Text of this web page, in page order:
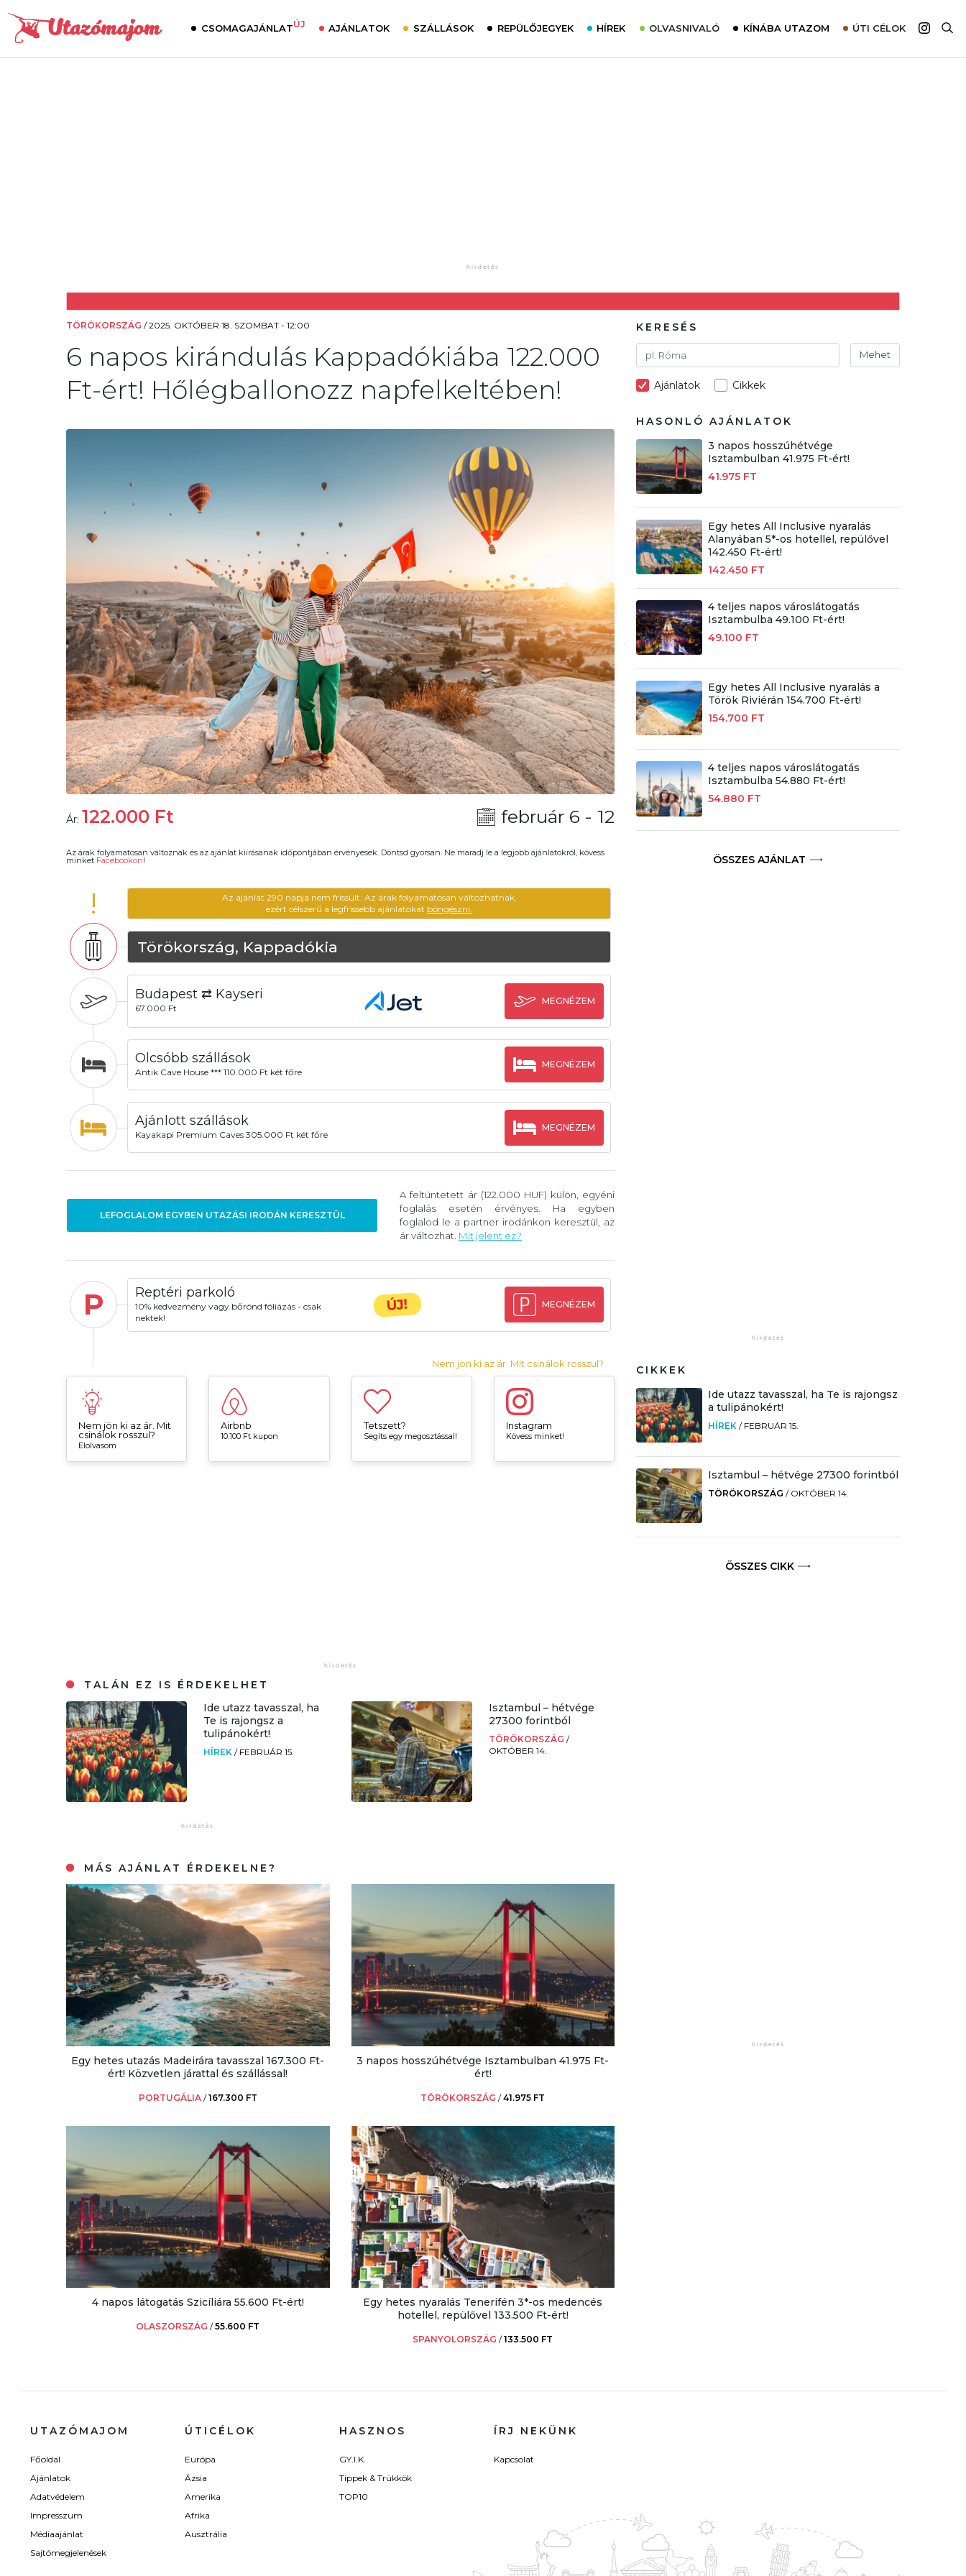
CSOMAGAJÁNLATÚJ AJÁNLATOK SZÁLLÁSOK REPÜLŐJEGYEK HÍREK OLVASNIVALÓ KÍNÁBA UTAZOM ÚTI CÉLOK
TÖRÖKORSZÁG /2025. OKTÓBER 18. SZOMBAT - 12:00
6 napos kirándulás Kappadókiába 122.000
Ft-ért! Hőlégballonozz napfelkeltében!
Ár: 122.000 Ft február 6 - 12
Az árak folyamatosan változnak és az ajánlat kiírásanak időpontjában érvényesek. Döntsd gyorsan. Ne maradj le a legjobb ajánlatokról, kövess
minket Facebookon!
!
Az ajánlat 290 napja nem frissült. Az árak folyamatosan változhatnak,
ezért célszerű a legfrissebb ajánlatokat böngészni.
Törökország, Kappadókia
Budapest ⇄ Kayseri
67.000 Ft
MEGNÉZEM
Olcsóbb szállások
Antik Cave House *** 110.000 Ft két főre
MEGNÉZEM
Ajánlott szállások
Kayakapi Premium Caves 305.000 Ft két főre
MEGNÉZEM
LEFOGLALOM EGYBEN UTAZÁSI IRODÁN KERESZTÜL
A feltüntetett ár (122.000 HUF) külön, egyéni
foglalás esetén érvényes. Ha egyben
foglalod le a partner irodánkon keresztül, az
ár változhat. Mit jelent ez?
P Reptéri parkoló
10% kedvezmény vagy bőrönd fóliázás - csak
nektek!
ÚJ! MEGNÉZEM
Nem jön ki az ár. Mit csinálok rosszul?
Nem jön ki az ár. Mit
csinálok rosszul?
Elolvasom
Airbnb
10.100 Ft kupon
Tetszett?
Segíts egy megosztással!
Instagram
Kövess minket!
TALÁN EZ IS ÉRDEKELHET
Ide utazz tavasszal, ha
Te is rajongsz a
tulipánokért!
HÍREK/ FEBRUÁR 15.
Isztambul – hétvége
27300 forintból
TÖRÖKORSZÁG /
OKTÓBER 14.
MÁS AJÁNLAT ÉRDEKELNE?
Egy hetes utazás Madeirára tavasszal 167.300 Ft-
ért! Közvetlen járattal és szállással!
PORTUGÁLIA /167.300 FT
3 napos hosszúhétvége Isztambulban 41.975 Ft-
ért!
TÖRÖKORSZÁG /41.975 FT
4 napos látogatás Szicíliára 55.600 Ft-ért!
OLASZORSZÁG /55.600 FT
Egy hetes nyaralás Tenerifén 3*-os medencés
hotellel, repülővel 133.500 Ft-ért!
SPANYOLORSZÁG /133.500 FT
KERESÉS
Mehet
Ajánlatok Cikkek
HASONLÓ AJÁNLATOK
3 napos hosszúhétvége
Isztambulban 41.975 Ft-ért!
41.975 FT
Egy hetes All Inclusive nyaralás
Alanyában 5*-os hotellel, repülővel
142.450 Ft-ért!
142.450 FT
4 teljes napos városlátogatás
Isztambulba 49.100 Ft-ért!
49.100 FT
Egy hetes All Inclusive nyaralás a
Török Riviérán 154.700 Ft-ért!
154.700 FT
4 teljes napos városlátogatás
Isztambulba 54.880 Ft-ért!
54.880 FT
ÖSSZES AJÁNLAT
CIKKEK
Ide utazz tavasszal, ha Te is rajongsz
a tulipánokért!
HÍREK / FEBRUÁR 15.
Isztambul – hétvége 27300 forintból
TÖRÖKORSZÁG / OKTÓBER 14.
ÖSSZES CIKK
UTAZÓMAJOM
Főoldal
Ajánlatok
Adatvédelem
Impresszum
Médiaajánlat
Sajtómegjelenések
ÚTICÉLOK
Európa
Ázsia
Amerika
Afrika
Ausztrália
HASZNOS
GY.I.K.
Tippek & Trükkök
TOP10
ÍRJ NEKÜNK
Kapcsolat